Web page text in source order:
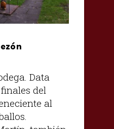
Data
del
al